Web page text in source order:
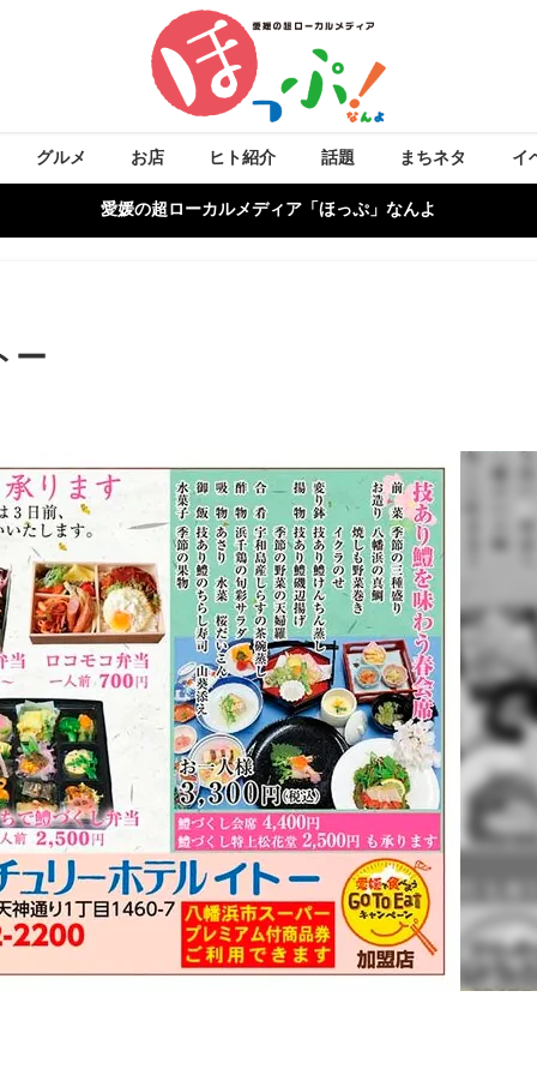
グルメ お店 ヒト紹介 話題 まちネタ イ
愛媛の超ローカルメディア「ほっぷ」なんよ
ー